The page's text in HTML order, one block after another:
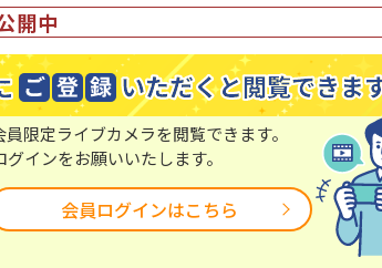
開中
限定ライブカメラを閲覧できます。
インをお願いいたします。
会員ログインはこちら